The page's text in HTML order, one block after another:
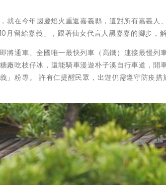
就在今年國慶焰火重返嘉義縣，這對所有嘉義人
留給嘉義」，跟著仙女代言人黑嘉嘉的腳步，
將通車、全國唯一最快列車（高鐵）連接最慢列
廠吃枝仔冰，還能騎車漫遊朴子溪自行車道，開
」粉專。 許有仁提醒民眾，出遊仍需遵守防疫